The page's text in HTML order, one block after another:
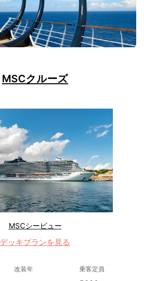
MSCクルーズ
MSCシービュー
デッキプランを見る
改装年 乗客定員